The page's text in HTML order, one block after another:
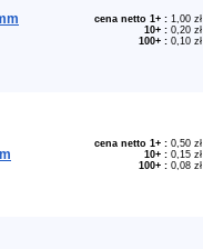
cena netto 1+ : 1,00 zł
10+ : 0,20 zł
100+ : 0,10 zł
cena netto 1+ : 0,50 zł
10+ : 0,15 zł
100+ : 0,08 zł